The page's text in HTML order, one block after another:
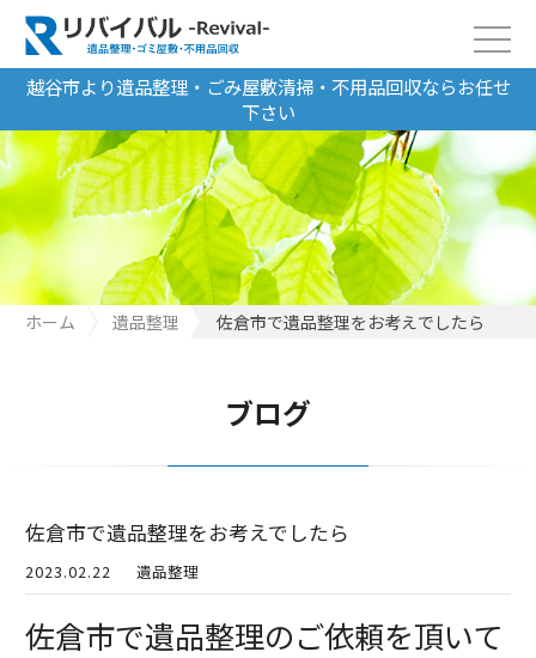
越谷市より遺品整理・ごみ屋敷清掃・不用品回収ならお任せ
下さい
ホーム 遺品整理 佐倉市で遺品整理をお考えでしたら
ブログ
佐倉市で遺品整理をお考えでしたら
2023.02.22 遺品整理
佐倉市で遺品整理のご依頼を頂いて